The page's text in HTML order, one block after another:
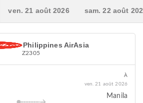
ven. 21 août 2026 sam. 22 août
Philippines AirAsia
Z2305
À
ven. 21 août 2026
Manila